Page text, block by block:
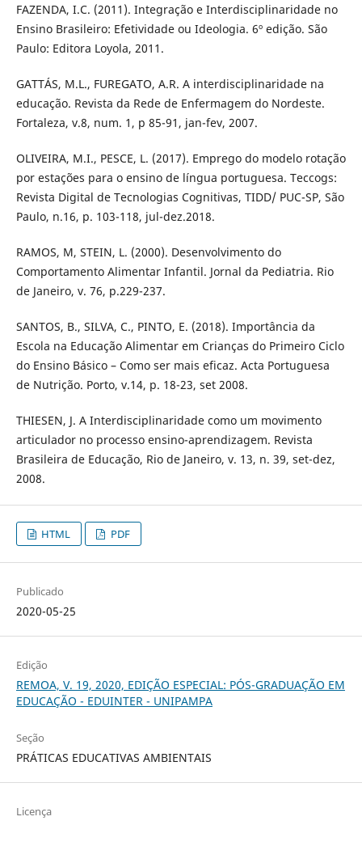
FAZENDA, I.C. (2011). Integração e Interdisciplinaridade no
Ensino Brasileiro: Efetividade ou Ideologia. 6º edição. São
Paulo: Editora Loyola, 2011.
GATTÁS, M.L., FUREGATO, A.R. A interdisciplinaridade na
educação. Revista da Rede de Enfermagem do Nordeste.
Fortaleza, v.8, num. 1, p 85-91, jan-fev, 2007.
OLIVEIRA, M.I., PESCE, L. (2017). Emprego do modelo rotação
por estações para o ensino de língua portuguesa. Teccogs:
Revista Digital de Tecnologias Cognitivas, TIDD/ PUC-SP, São
Paulo, n.16, p. 103-118, jul-dez.2018.
RAMOS, M, STEIN, L. (2000). Desenvolvimento do
Comportamento Alimentar Infantil. Jornal da Pediatria. Rio
de Janeiro, v. 76, p.229-237.
SANTOS, B., SILVA, C., PINTO, E. (2018). Importância da
Escola na Educação Alimentar em Crianças do Primeiro Ciclo
do Ensino Básico – Como ser mais eficaz. Acta Portuguesa
de Nutrição. Porto, v.14, p. 18-23, set 2008.
THIESEN, J. A Interdisciplinaridade como um movimento
articulador no processo ensino-aprendizagem. Revista
Brasileira de Educação, Rio de Janeiro, v. 13, n. 39, set-dez,
2008.
HTML PDF
Publicado
2020-05-25
Edição
REMOA, V. 19, 2020, EDIÇÃO ESPECIAL: PÓS-GRADUAÇÃO EM
EDUCAÇÃO - EDUINTER - UNIPAMPA
Seção
PRÁTICAS EDUCATIVAS AMBIENTAIS
Licença